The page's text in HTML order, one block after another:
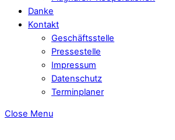
Danke
Kontakt
Geschäftsstelle
Pressestelle
Impressum
Datenschutz
Terminplaner
Close Menu